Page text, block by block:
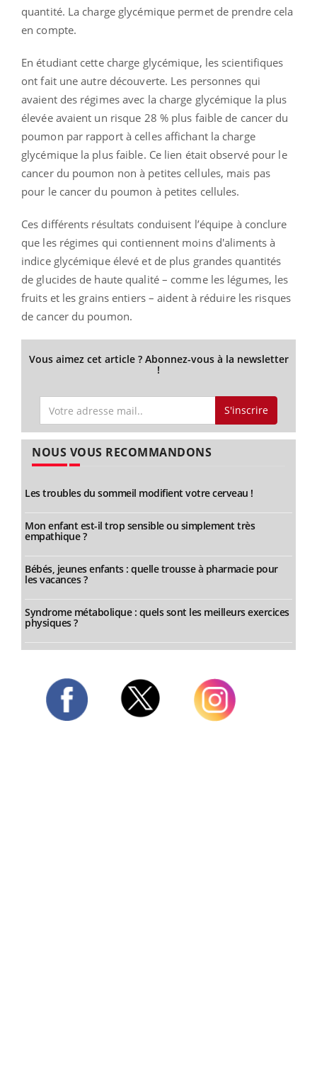
quantité. La charge glycémique permet de prendre cela
en compte.
En étudiant cette charge glycémique, les scientifiques
ont fait une autre découverte. Les personnes qui
avaient des régimes avec la charge glycémique la plus
élevée avaient un risque 28 % plus faible de cancer du
poumon par rapport à celles affichant la charge
glycémique la plus faible. Ce lien était observé pour le
cancer du poumon non à petites cellules, mais pas
pour le cancer du poumon à petites cellules.
Ces différents résultats conduisent l’équipe à conclure
que les régimes qui contiennent moins d'aliments à
indice glycémique élevé et de plus grandes quantités
de glucides de haute qualité – comme les légumes, les
fruits et les grains entiers – aident à réduire les risques
de cancer du poumon.
Vous aimez cet article ? Abonnez-vous à la newsletter
!
S'inscrire
NOUS VOUS RECOMMANDONS
Les troubles du sommeil modifient votre cerveau !
Mon enfant est-il trop sensible ou simplement très
empathique ?
Bébés, jeunes enfants : quelle trousse à pharmacie pour
les vacances ?
Syndrome métabolique : quels sont les meilleurs exercices
physiques ?